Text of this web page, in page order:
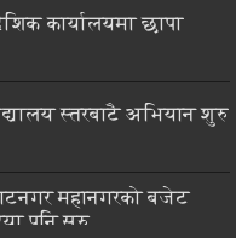
कार्यालयमा छापा
स्तरबाटै अभियान शुरु
महानगरको बजेट
पनि सुरु